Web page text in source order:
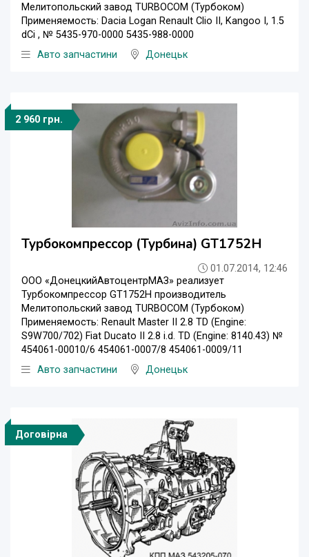
Мелитопольский завод TURBOCOM (Турбоком)
Применяемость: Dacia Logan Renault Clio II, Kangoo I, 1.5
dCi , № 5435-970-0000 5435-988-0000
Авто запчастини
Донецьк
2 960 грн.
Турбокомпрессор (Турбина) GT1752Н
01.07.2014, 12:46
ООО «ДонецкийАвтоцентрМАЗ» реализует
Турбокомпрессор GT1752Н производитель
Мелитопольский завод TURBOCOM (Турбоком)
Применяемость: Renault Master II 2.8 TD (Engine:
S9W700/702) Fiat Ducato II 2.8 i.d. TD (Engine: 8140.43) №
454061-00010/6 454061-0007/8 454061-0009/11
Авто запчастини
Донецьк
Договірна